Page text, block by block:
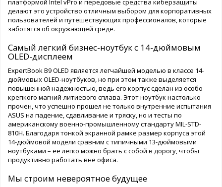
платформой Intel vPro и передовые средства киберзащиты
делают это устройство отличным выбором для корпоративных
пользователей и путешествующих профессионалов, которые
заботятся об окружающей среде.
Самый легкий бизнес-ноутбук с 14-дюймовым
OLED-дисплеем
ExpertBook B9 OLED является легчайшей моделью в классе 14-
дюймовых OLED-ноутбуков, но при этом также выделяется
повышенной надежностью, ведь его корпус сделан из особо
крепкого магний-литиевого сплава. Этот ноутбук настолько
прочен, что успешно прошел не только внутренние испытания
ASUS на падение, сдавливание и тряску, но и тесты по
американскому военно-промышленному стандарту MIL-STD-
810H. Благодаря тонкой экранной рамке размер корпуса этой
14-дюймовой модели сравним с типичными 13-дюймовыми
ноутбуками – ее легко можно брать с собой в дорогу, чтобы
продуктивно работать вне офиса.
Мы строим невероятное будущее